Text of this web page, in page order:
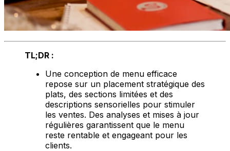
TL;DR :
Une conception de menu efficace
repose sur un placement stratégique des
plats, des sections limitées et des
descriptions sensorielles pour stimuler
les ventes. Des analyses et mises à jour
régulières garantissent que le menu
reste rentable et engageant pour les
clients.